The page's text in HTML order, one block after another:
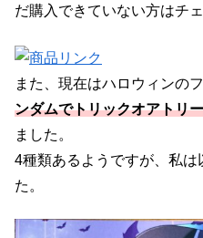
だ購入できていない方はチ
また、現在はハロウィンの
ンダムでトリックオアトリ
ました。
4種類あるようですが、私
た。